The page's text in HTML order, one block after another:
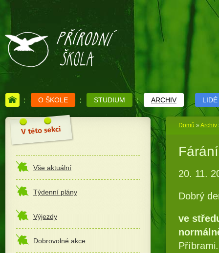
O ŠKOLE STUDIUM ARCHIV LIDÉ
Vše aktuální
Týdenní plány
Výjezdy
Dobrovolné akce
Domů » Archiv
20. 11.
Dobrý
ve